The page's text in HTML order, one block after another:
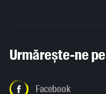
Urmărește-ne pe
Facebook